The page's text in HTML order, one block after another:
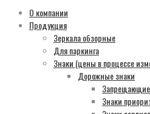
О компании
Продукция
Зеркала обзорные
Для паркинга
Знаки (цены в процессе
Дорожные знаки
Знаки